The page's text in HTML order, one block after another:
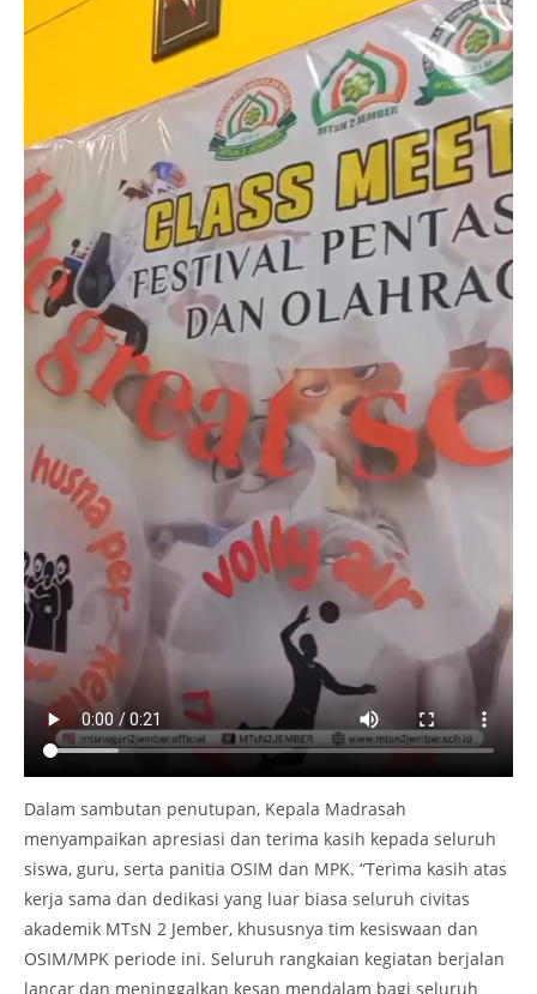
Dalam sambutan penutupan, Kepala Madrasah
menyampaikan apresiasi dan terima kasih kepada seluruh
siswa, guru, serta panitia OSIM dan MPK. “Terima kasih atas
kerja sama dan dedikasi yang luar biasa seluruh civitas
akademik MTsN 2 Jember, khususnya tim kesiswaan dan
OSIM/MPK periode ini. Seluruh rangkaian kegiatan berjalan
lancar dan meninggalkan kesan mendalam bagi seluruh